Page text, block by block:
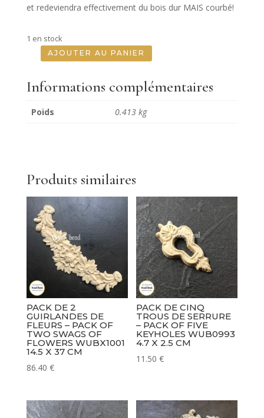
et redeviendra effectivement du bois dur MAIS courbé!
1 en stock
quantité
Pack
de
Two
Angels
WUB2027
16
AJOUTER AU PANIER
Informations complémentaires
Poids 0.413 kg
Produits similaires
PACK DE 2
GUIRLANDES DE
FLEURS – PACK OF
TWO SWAGS OF
FLOWERS WUBX1001
14.5 X 37 CM
86.40 €
PACK DE CINQ
TROUS DE SERRURE
– PACK OF FIVE
KEYHOLES WUB0993
4.7 X 2.5 CM
11.50€